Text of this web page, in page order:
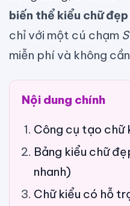
biến thể kiểu chữ đẹp
chỉ với một cú chạm
miễn phí và không
Nội dung chính
Công cụ tạo chữ
Bảng kiểu chữ
nhanh)
Chữ kiểu có hỗ